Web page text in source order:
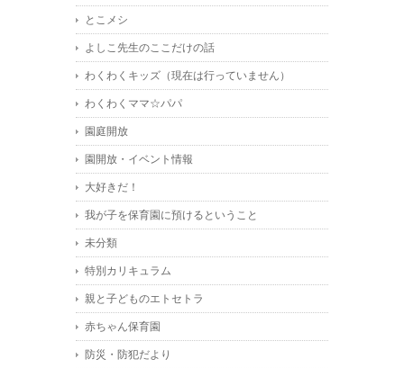
とこメシ
よしこ先生のここだけの話
わくわくキッズ（現在は行っていません）
わくわくママ☆パパ
園庭開放
園開放・イベント情報
大好きだ！
我が子を保育園に預けるということ
未分類
特別カリキュラム
親と子どものエトセトラ
赤ちゃん保育園
防災・防犯だより